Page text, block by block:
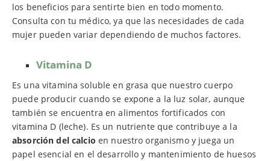
los beneficios para sentirte bien en todo momento.
Consulta con tu médico, ya que las necesidades de cada
mujer pueden variar dependiendo de muchos factores.
Vitamina D
Es una vitamina soluble en grasa que nuestro cuerpo
puede producir cuando se expone a la luz solar, aunque
también se encuentra en alimentos fortificados con
vitamina D (leche). Es un nutriente que contribuye a la
absorción del calcio en nuestro organismo y juega un
papel esencial en el desarrollo y mantenimiento de huesos